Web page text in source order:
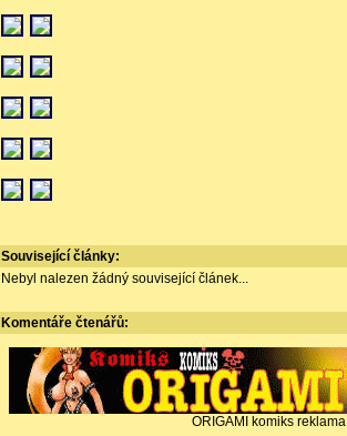
Související články:
Nebyl nalezen žádný související článek...
Komentáře čtenářů:
ORIGAMI komiks reklama